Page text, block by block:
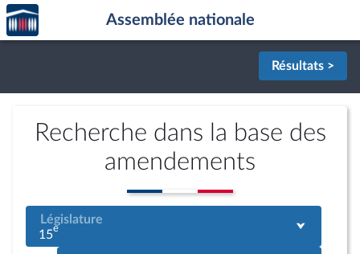
Aller au contenu
Aller en bas de la page
Accèder
à la
page
Assemblée nationale
Résultats >
Recherche dans la base des
amendements
Législature
15e